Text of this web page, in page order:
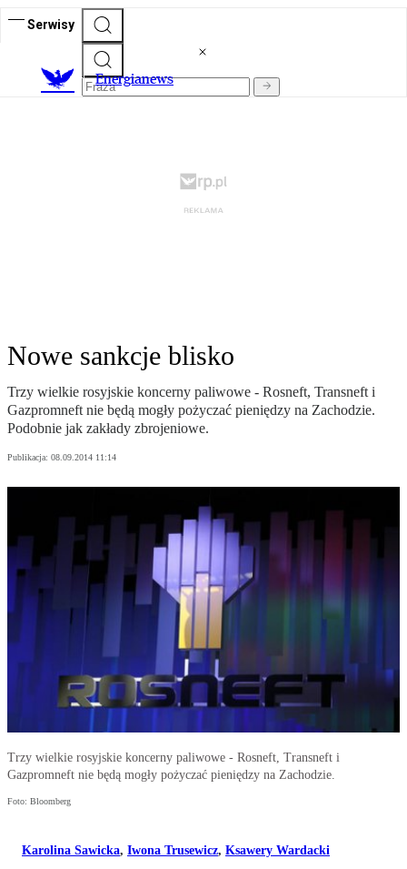
Serwisy
Energianews
Nowe sankcje blisko
Trzy wielkie rosyjskie koncerny paliwowe - Rosneft, Transneft i
Gazpromneft nie będą mogły pożyczać pieniędzy na Zachodzie.
Podobnie jak zakłady zbrojeniowe.
Publikacja: 08.09.2014 11:14
Trzy wielkie rosyjskie koncerny paliwowe - Rosneft, Transneft i
Gazpromneft nie będą mogły pożyczać pieniędzy na Zachodzie.
Foto: Bloomberg
Karolina Sawicka, Iwona Trusewicz, Ksawery Wardacki